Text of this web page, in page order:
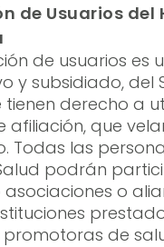
de Usuarios
de usuarios
y subsidiado, del
tienen derecho a
afiliación, que
Todas las
podrán
o
de